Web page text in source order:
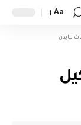
Aa
لبايدن